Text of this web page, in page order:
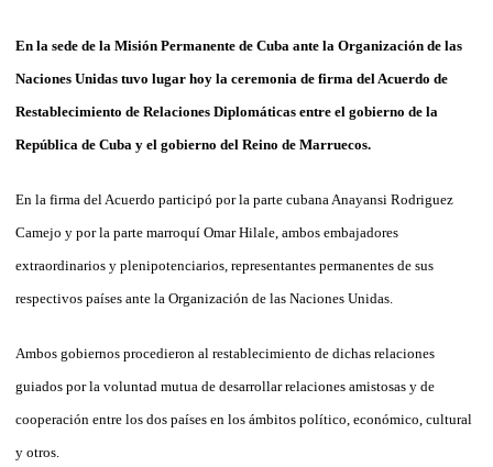
En la sede de la Misión Permanente de Cuba ante la Organización de las
Naciones Unidas tuvo lugar hoy la ceremonia de firma del Acuerdo de
Restablecimiento de Relaciones Diplomáticas entre el gobierno de la
República de Cuba y el gobierno del Reino de Marruecos.
En la firma del Acuerdo participó por la parte cubana Anayansi Rodriguez
Camejo y por la parte marroquí Omar Hilale, ambos embajadores
extraordinarios y plenipotenciarios, representantes permanentes de sus
respectivos países ante la Organización de las Naciones Unidas.
Ambos gobiernos procedieron al restablecimiento de dichas relaciones
guiados por la voluntad mutua de desarrollar relaciones amistosas y de
cooperación entre los dos países en los ámbitos político, económico, cultural
y otros.